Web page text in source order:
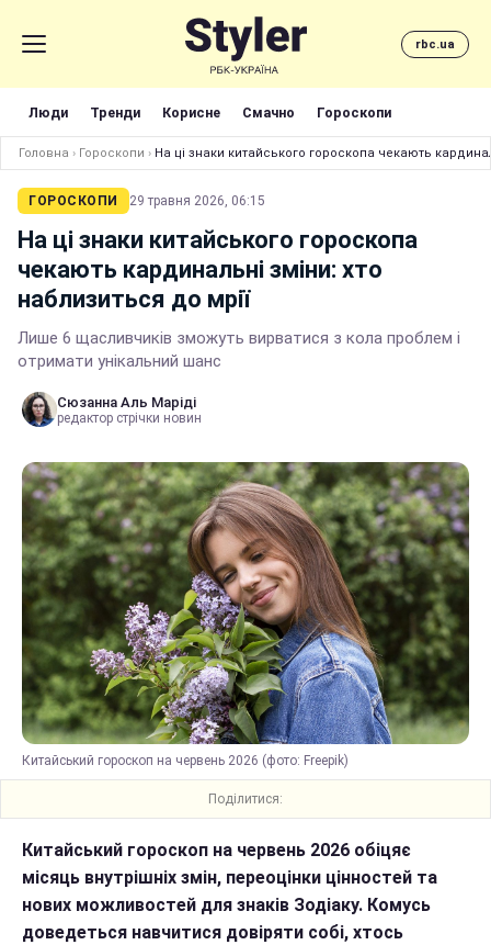
rbc.ua
Люди Тренди Корисне Смачно Гороскопи
Головна › Гороскопи › На ці знаки китайського гороскопа чекають
ГОРОСКОПИ 29 травня 2026, 06:15
На ці знаки китайського гороскопа
чекають кардинальні зміни: хто
наблизиться до мрії
Лише 6 щасливчиків зможуть вирватися з кола проблем і
отримати унікальний шанс
Сюзанна Аль Маріді
редактор стрічки новин
Китайський гороскоп на червень 2026 (фото: Freepik)
Поділитися:
Китайський гороскоп на червень 2026 обіцяє
місяць внутрішніх змін, переоцінки цінностей та
нових можливостей для знаків Зодіаку. Комусь
доведеться навчитися довіряти собі, хтось